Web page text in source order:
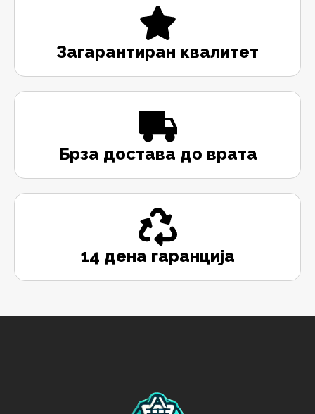
Загарантиран квалитет
Брза достава до врата
14 дена гаранција